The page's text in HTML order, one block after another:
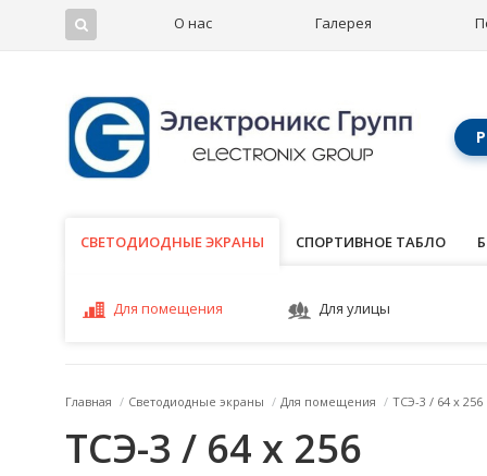
О нас Галерея
СВЕТОДИОДНЫЕ ЭКРАНЫ
СВЕТОДИОДНЫЕ ЭКРАНЫ СПОРТИВНОЕ ТАБЛО
Для помещения Для улицы
Главная / Светодиодные экраны / Для помещения / ТСЭ-3 / 64 x 256
ТСЭ-3 / 64 x 256